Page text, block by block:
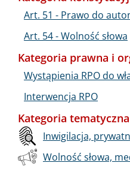
Art. 51 - Prawo do
Art. 54 - Wolność słowa
Kategoria prawna i
Wystąpienia RPO do
Interwencja RPO
Kategoria tematyczna
Inwigilacja,
Wolność słowa,